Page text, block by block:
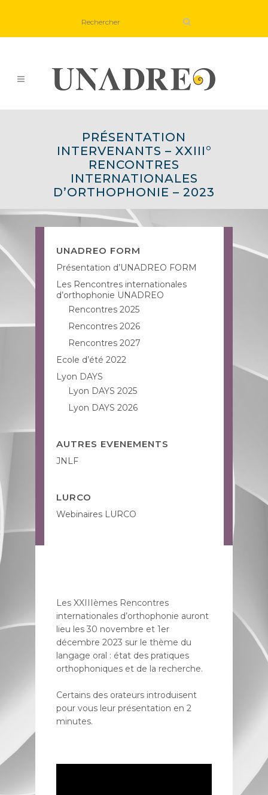
PRÉSENTATION
INTERVENANTS – XXIII°
RENCONTRES
INTERNATIONALES
D’ORTHOPHONIE – 2023
UNADREO FORM
Présentation d’UNADREO FORM
Les Rencontres internationales
d’orthophonie UNADREO
Rencontres 2025
Rencontres 2026
Rencontres 2027
Ecole d’été 2022
Lyon DAYS
Lyon DAYS 2025
Lyon DAYS 2026
AUTRES EVENEMENTS
JNLF
LURCO
Webinaires LURCO
Les XXIIIèmes Rencontres
internationales d’orthophonie auront
lieu les 30 novembre et 1er
décembre 2023 sur le thème du
langage oral : état des pratiques
orthophoniques et de la recherche.
Certains des orateurs introduisent
pour vous leur présentation en 2
minutes.